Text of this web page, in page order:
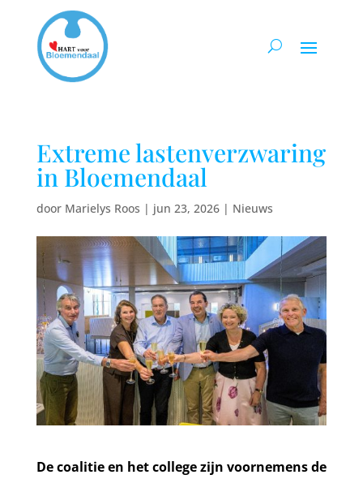
Extreme lastenverzwaring
in Bloemendaal
door Marielys Roos | jun 23, 2026| Nieuws
De coalitie en het college zijn voornemens de